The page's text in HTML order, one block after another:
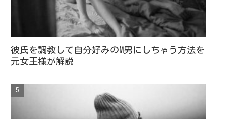
彼氏を調教して自分好みのM男にしちゃう方法を
元女王様が解説